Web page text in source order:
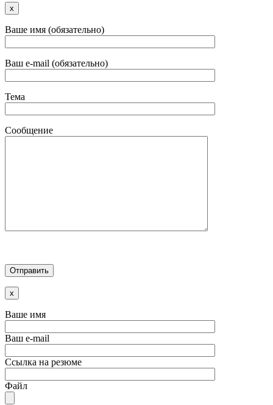
x
Ваше имя (обязательно)
Ваш e-mail (обязательно)
Тема
Сообщение
x
Ваше имя
Ваш e-mail
Ссылка на резюме
Файл